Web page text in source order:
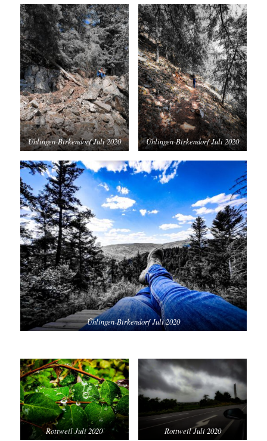
Ühlingen-Birkendorf Juli 2020 Ühlingen-Birkendorf Juli 2020
Ühlingen-Birkendorf Juli 2020
Rottweil Juli 2020 Rottweil Juli 2020